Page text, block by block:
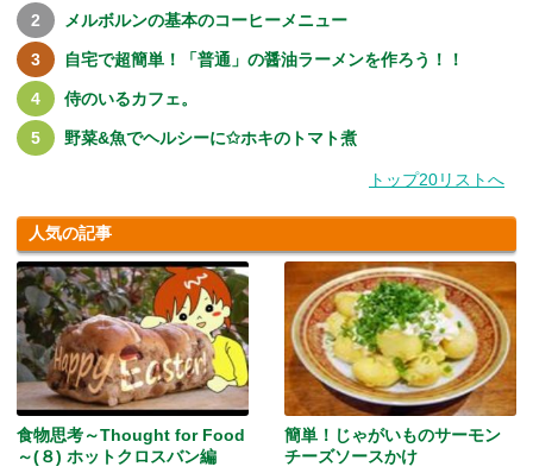
メルボルンの基本のコーヒーメニュー
自宅で超簡単！「普通」の醤油ラーメンを作ろう！！
侍のいるカフェ。
野菜&魚でヘルシーに✩ホキのトマト煮
トップ20リストへ
人気の記事
食物思考～Thought for Food
～(８) ホットクロスバン編
簡単！じゃがいものサーモン
チーズソースかけ